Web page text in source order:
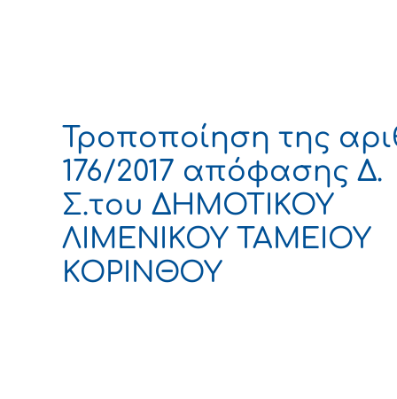
Τροποποίηση της
176/2017 απόφασης Δ.
Σ.του ΔΗΜΟΤΙΚΟΥ
ΛΙΜΕΝΙΚΟΥ ΤΑΜΕΙΟΥ
ΚΟΡΙΝΘΟΥ